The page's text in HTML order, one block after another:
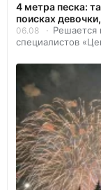
4 метра песка:
поисках
06.08
Решается
специалистов